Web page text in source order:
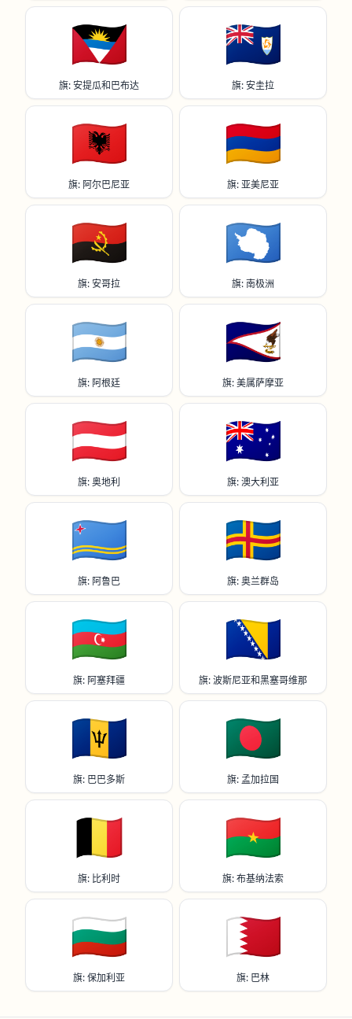
🇦🇬
旗: 安提瓜和巴布达
🇦🇮
旗: 安圭拉
🇦🇱
旗: 阿尔巴尼亚
🇦🇲
旗: 亚美尼亚
🇦🇴
旗: 安哥拉
🇦🇶
旗: 南极洲
🇦🇷
旗: 阿根廷
🇦🇸
旗: 美属萨摩亚
🇦🇹
旗: 奥地利
🇦🇺
旗: 澳大利亚
🇦🇼
旗: 阿鲁巴
🇦🇽
旗: 奥兰群岛
🇦🇿
旗: 阿塞拜疆
🇧🇦
旗: 波斯尼亚和黑塞哥维那
🇧🇧
旗: 巴巴多斯
🇧🇩
旗: 孟加拉国
🇧🇪
旗: 比利时
🇧🇫
旗: 布基纳法索
🇧🇬
旗: 保加利亚
🇧🇭
旗: 巴林